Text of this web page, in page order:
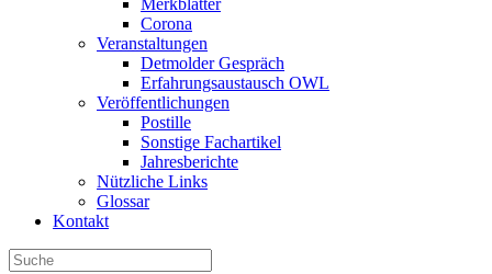
Merkblätter
Corona
Veranstaltungen
Detmolder Gespräch
Erfahrungsaustausch OWL
Veröffentlichungen
Postille
Sonstige Fachartikel
Jahresberichte
Nützliche Links
Glossar
Kontakt